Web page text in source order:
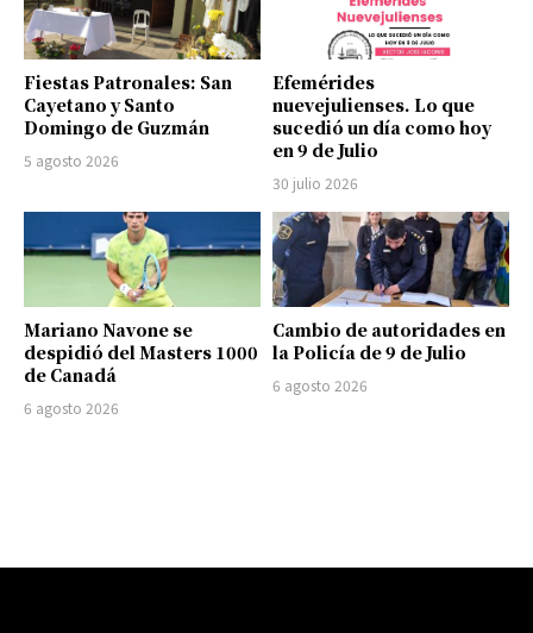
Fiestas Patronales: San
Cayetano y Santo
Domingo de Guzmán
5 agosto 2026
Efemérides
nuevejulienses. Lo que
sucedió un día como hoy
en 9 de Julio
30 julio 2026
Mariano Navone se
despidió del Masters 1000
de Canadá
6 agosto 2026
Cambio de autoridades en
la Policía de 9 de Julio
6 agosto 2026